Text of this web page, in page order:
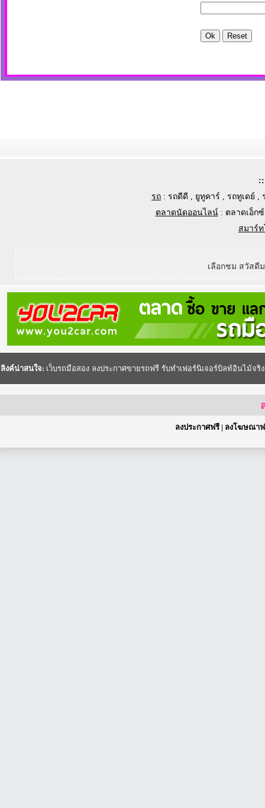
รถ : รถดีดี ยูทูคาร์ รถทูเดย์
ตลาดนัดออนไลน์: ตลาดเอ็กซ์
สมาร์
เลือกชม สวัสดี
ลิงค์น่าสนใจ: เว็บรถมือสอง ลงประกาศขายรถฟรี รับทำเฟอร์นิเจอร์บิลท์อินไม้จริง
ลงประกาศฟรี | ลงโฆษณา